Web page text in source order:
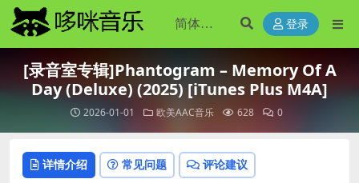
登录
[录音室专辑]Phantogram – Memory Of A
Day (Deluxe) (2025) [iTunes Plus M4A]
2026-01-01 欧美AAC音乐 628 0
详情介绍 常见问题 评论建议